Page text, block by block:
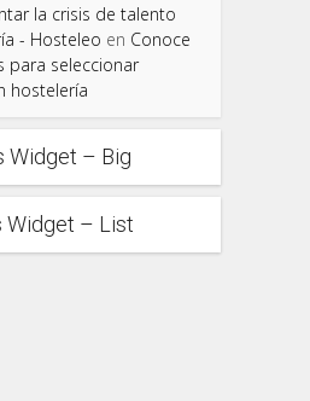
la crisis de talento
- Hosteleo en Conoce
para seleccionar
hostelería
Widget – Big
Widget – List